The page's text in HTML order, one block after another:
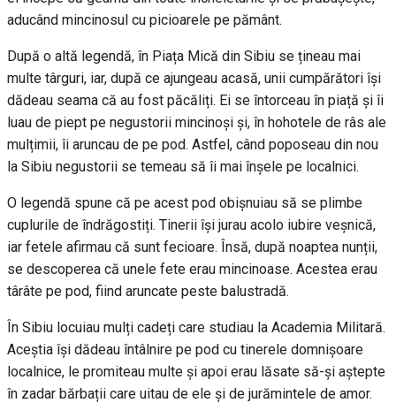
aducând mincinosul cu picioarele pe pământ.
După o altă legendă, în Piața Mică din Sibiu se țineau mai
multe târguri, iar, după ce ajungeau acasă, unii cumpărători își
dădeau seama că au fost păcăliți. Ei se întorceau în piață și îi
luau de piept pe negustorii mincinoși și, în hohotele de râs ale
mulțimii, îi aruncau de pe pod. Astfel, când poposeau din nou
la Sibiu negustorii se temeau să îi mai înșele pe localnici.
O legendă spune că pe acest pod obișnuiau să se plimbe
cuplurile de îndrăgostiți. Tinerii își jurau acolo iubire veșnică,
iar fetele afirmau că sunt fecioare. Însă, după noaptea nunții,
se descoperea că unele fete erau mincinoase. Acestea erau
târâte pe pod, fiind aruncate peste balustradă.
În Sibiu locuiau mulți cadeți care studiau la Academia Militară.
Aceștia își dădeau întâlnire pe pod cu tinerele domnișoare
localnice, le promiteau multe și apoi erau lăsate să-și aștepte
în zadar bărbații care uitau de ele și de jurămintele de amor.